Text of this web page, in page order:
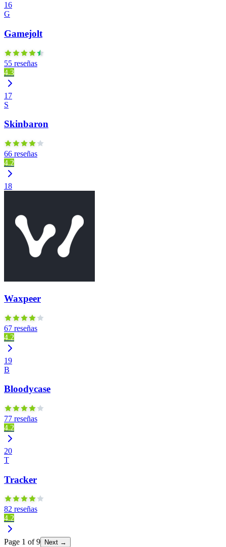
16
G
Gamejolt
55 reseñas
4.3
17
S
Skinbaron
66 reseñas
4.2
18
Waxpeer
67 reseñas
4.2
19
B
Bloodycase
77 reseñas
4.2
20
T
Tracker
82 reseñas
4.2
Page 1 of9 Next →